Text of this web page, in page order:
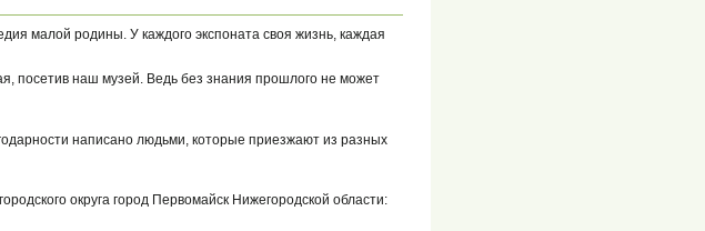
малой родины. У каждого экспоната своя жизнь, каждая
посетив наш музей. Ведь без знания прошлого не может
написано людьми, которые приезжают из разных
округа город Первомайск Нижегородской области: